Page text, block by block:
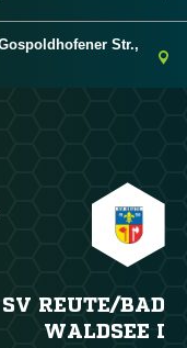
Str.,
SV REUTE/​BAD
WALDSEE I